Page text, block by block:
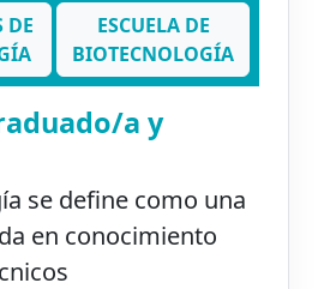
DE
ESCUELA DE
BIOTECNOLOGÍA
a y
se define como una
en conocimiento